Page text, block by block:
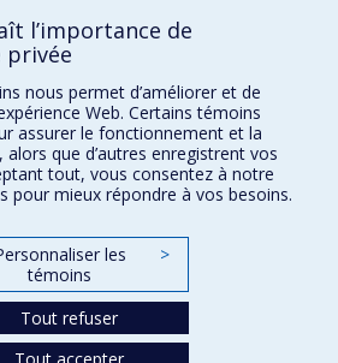
de l'Université de Montréal détient
et est membre de l'AAVMC.
l’importance de
privée
nous permet d’améliorer et de
Web. Certains témoins
assurer le fonctionnement et la
alors que d’autres enregistrent vos
tout, vous consentez à notre
pour mieux répondre à vos besoins.
les
témoins
>
Tout refuser